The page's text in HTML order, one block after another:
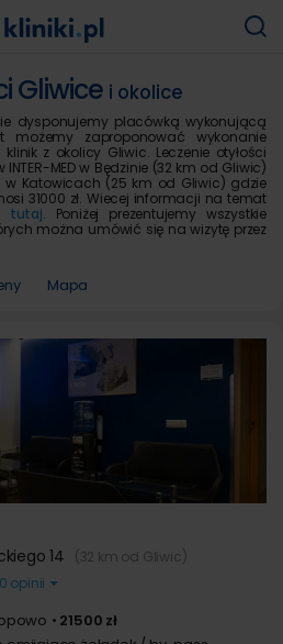
Gliwice i okolice
dysponujemy placówką wykonującą
możemy zaproponować wykonanie
z okolicy Gliwic. Leczenie otyłości
MED w Będzinie (32 km od Gliwic)
w Katowicach (25 km od Gliwic) gdzie
31000 zł. Wiecej informacji na temat
tutaj. Poniżej prezentujemy wszystkie
można umówić się na wizytę przez
Mapa
14 (32 km od Gliwic)
opinii
21500 zł